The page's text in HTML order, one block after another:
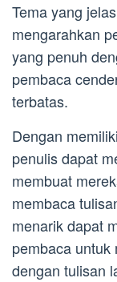
Tema yang
mengarahkan
yang penuh
pembaca
terbatas.
Dengan
penulis dapat
membuat
membaca
menarik dapat
pembaca untuk
dengan tulisan